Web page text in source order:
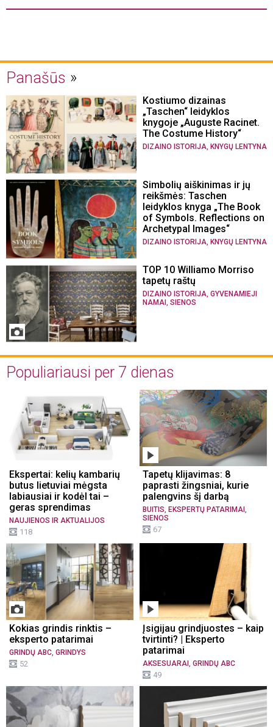
Panašūs
Kostiumo dizainas
„Taschen“ leidyklos
knygoje „Auguste Racinet.
The Costume History“
DIZAINO ISTORIJA KNYGŲ LENTYNA
Simbolių aiškinimas ir jų
reikšmės: Taschen
leidyklos knyga „The Book
of Symbols. Reflections on
Archetypal Images“
DIZAINO ISTORIJA, KNYGŲ LENTYNA
TOP 10 Williamo Morriso
tapetų raštų
DIZAINO ISTORIJA GYVENAMIEJI
NAMAI SIENOS
Populiariausi per 7 dienas
Ekspertai: kelių kambarių
butus lietuviai mėgsta
labiausiai ir kodėl tai –
geras sprendimas
NAUJIENOS IR AKTUALIJOS
118
Tapetų klijavimas: 8
paprasti žingsniai, kurie
palengvins šį darbą
BUITIS, EKSPERTŲ PATARIMAI ,
SIENOS
67
Kokias grindis rinktis –
eksperto patarimai
GRINDŲ ABC GRINDYS
52
Įsigijau grindjuostes – kaip
tvirtinti? | Eksperto
patarimai
AKSESUARAI GRINDŲ ABC
49